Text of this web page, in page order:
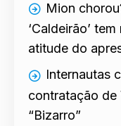
Mion
‘Caldeirão’
atitude do
Internautas
contratação de
“Bizarro”